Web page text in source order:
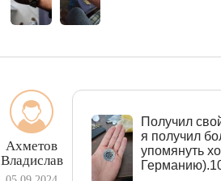
Ахметов
Владислав
Получил
я получил
упомянуть